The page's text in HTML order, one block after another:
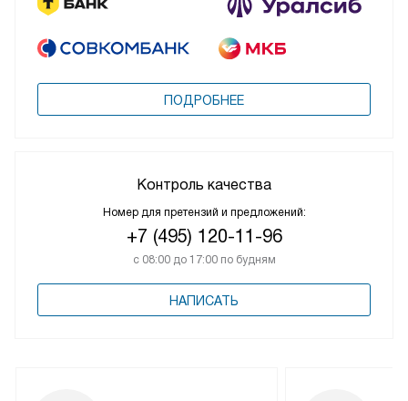
ПОДРОБНЕЕ
Контроль качества
Номер для претензий и предложений:
+7 (495) 120-11-96
с 08:00 до 17:00 по будням
НАПИСАТЬ